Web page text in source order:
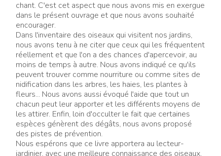
chant. C'est cet aspect que nous avons mis en exergue
dans le présent ouvrage et que nous avons souhaité
encourager.
Dans l'inventaire des oiseaux qui visitent nos jardins,
nous avons tenu à ne citer que ceux qui les fréquentent
réellement et que l'on a des chances d'apercevoir, au
moins de temps à autre. Nous avons indiqué ce qu'ils
peuvent trouver comme nourriture ou comme sites de
nidification dans les arbres, les haies, les plantes à
fleurs... Nous avons aussi évoqué l'aide que tout un
chacun peut leur apporter et les différents moyens de
les attirer. Enfin, loin d'occulter le fait que certaines
espèces génèrent des dégâts, nous avons proposé
des pistes de prévention.
Nous espérons que ce livre apportera au lecteur-
jardinier, avec une meilleure connaissance des oiseaux,